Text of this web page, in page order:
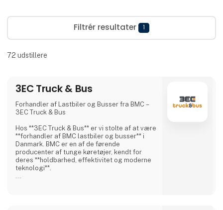
Filtrér resultater 1
72 udstillere
3EC Truck & Bus
Forhandler af Lastbiler og Busser fra BMC –
3EC Truck & Bus
Hos **3EC Truck & Bus** er vi stolte af at være
**forhandler af BMC lastbiler og busser** i
Danmark. BMC er en af de førende
producenter af tunge køretøjer, kendt for
deres **holdbarhed, effektivitet og moderne
teknologi**.